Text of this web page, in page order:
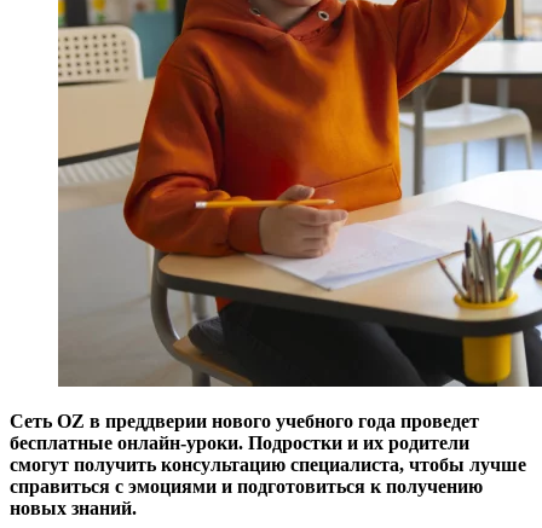
Сеть OZ в преддверии нового учебного года проведет
бесплатные онлайн-уроки. Подростки и их родители
смогут получить консультацию специалиста, чтобы лучше
справиться с эмоциями и подготовиться к получению
новых знаний.